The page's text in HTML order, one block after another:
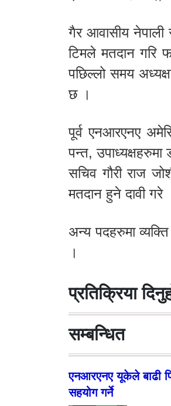
गैर आवासीय नेपाली
टिमले मतदान गरि
पछिल्लो समय
छ ।
पूर्व एनआरएनए
पन्त, उपाध्यक्षहरुमा
सचिव गौरी राज
मतदान हुने दावी गरे
अन्य पदहरुमा
।
प्रतिक्रिया
सम्बन्धित
एनआरएनए यूकेले बाढी
सहयोग गर्ने